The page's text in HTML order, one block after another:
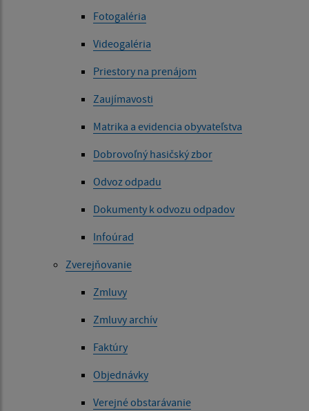
Fotogaléria
Videogaléria
Priestory na prenájom
Zaujímavosti
Matrika a evidencia obyvateľstva
Dobrovoľný hasičský zbor
Odvoz odpadu
Dokumenty k odvozu odpadov
Infoúrad
Zverejňovanie
Zmluvy
Zmluvy archív
Faktúry
Objednávky
Verejné obstarávanie